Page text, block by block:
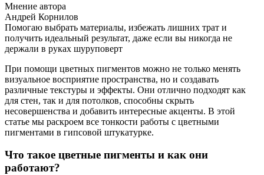
Мнение автора
Андрей Корнилов
Помогаю выбрать материалы, избежать лишних трат и
получить идеальный результат, даже если вы никогда не
держали в руках шуруповерт
При помощи цветных пигментов можно не только менять
визуальное восприятие пространства, но и создавать
различные текстуры и эффекты. Они отлично подходят как
для стен, так и для потолков, способны скрыть
несовершенства и добавить интересные акценты. В этой
статье мы раскроем все тонкости работы с цветными
пигментами в гипсовой штукатурке.
Что такое цветные пигменты и как они
работают?